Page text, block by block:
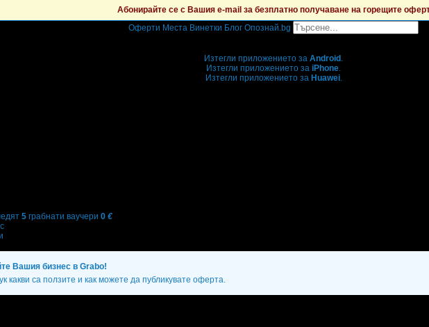
Абонирайте се с Вашия e-mail за безплатно получаване на горещите
Оферти Места Винетки Блог Опознай.bg
Изтегли приложението за Android .
Изтегли приложението за iPhone.
Изтегли приложението за Huawei.
5 грабнати ваучери 0 €
Вашия бизнес в Grabo!
какви са ползите и как можете да публикувате оферта.